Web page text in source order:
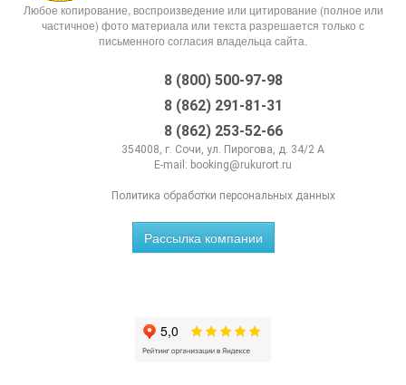
Любое копирование, воспроизведение или цитирование (полное или
частичное) фото материала или текста разрешается только с
письменного согласия владельца сайта.
8 (800) 500-97-98
8 (862) 291-81-31
8 (862) 253-52-66
354008, г. Сочи, ул. Пирогова, д. 34/2 А
E-mail: booking@rukurort.ru
Политика обработки персональных данных
Рассылка компании